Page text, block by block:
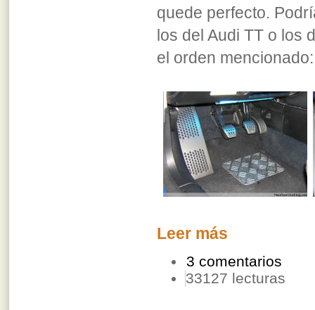
quede perfecto.
los del Audi TT o los
el orden mencionado:
Leer más
3 comentarios
33127 lecturas